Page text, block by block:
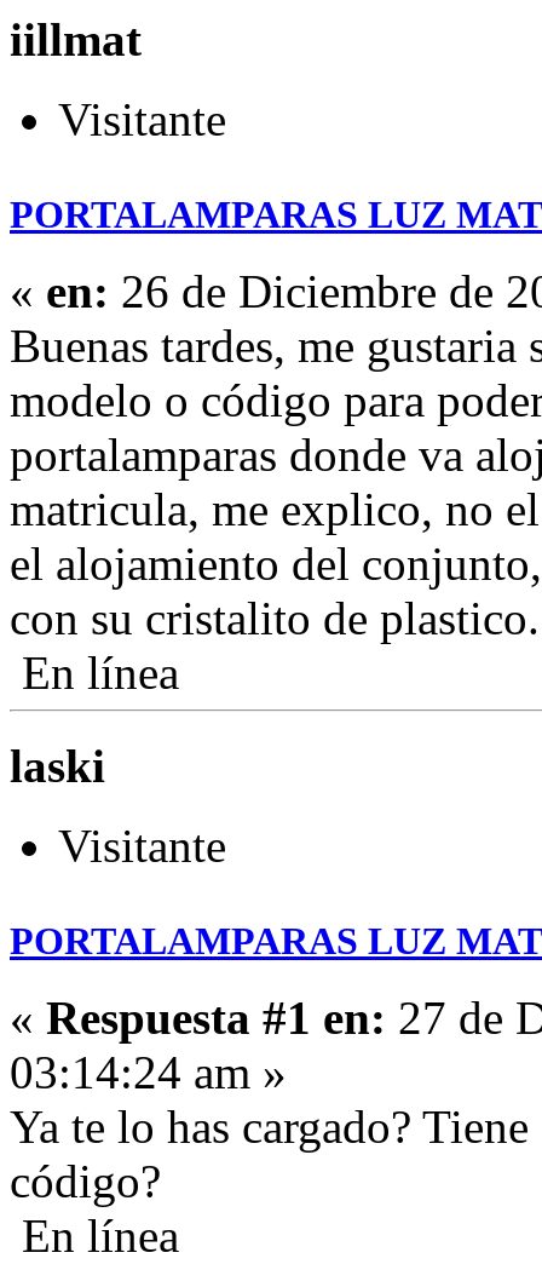
iillmat
Visitante
PORTALAMPARAS LUZ
« en: 26 de Diciembre de
Buenas tardes, me gustaria
modelo o código para
portalamparas donde va
matricula, me explico, no
el alojamiento del
con su cristalito de plastico.
En línea
laski
Visitante
PORTALAMPARAS LUZ
« Respuesta #1 en: 27 de
03:14:24 am »
Ya te lo has cargado?
código?
En línea